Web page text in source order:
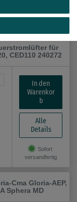
für
CED110 240272
In den
Warenkor
b
Alle
Details
Sofort
versandfertig
Cma Gloria-AEP,
Sphera MD